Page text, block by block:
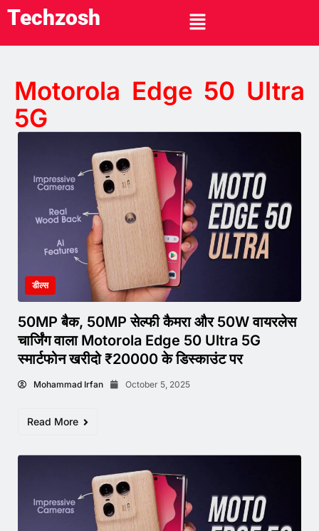
Techzosh
Motorola Edge 50 Ultra
5G
डील्स
50MP बैक, 50MP सेल्फी कैमरा और 50W वायरलेस
चार्जिंग वाला Motorola Edge 50 Ultra 5G
स्मार्टफोन खरीदो ₹20000 के डिस्काउंट पर
Mohammad Irfan October 5, 2025
Read More